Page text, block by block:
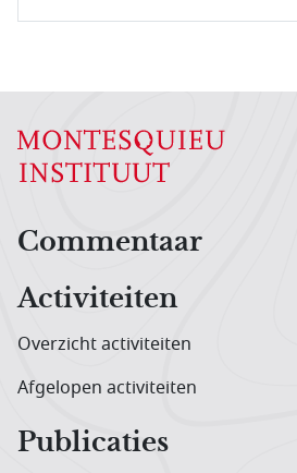
Hoofdnavigatiemenu
Commentaar
Activiteiten
Overzicht activiteiten
Afgelopen activiteiten
Publicaties